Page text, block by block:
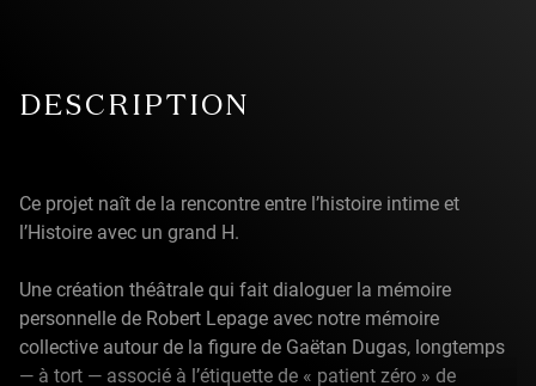
DESCRIPTION
Ce projet naît de la rencontre entre l’histoire intime et
l’Histoire avec un grand H.
Une création théâtrale qui fait dialoguer la mémoire
personnelle de Robert Lepage avec notre mémoire
collective autour de la figure de Gaëtan Dugas, longtemps
— à tort — associé à l’étiquette de « patient zéro » de